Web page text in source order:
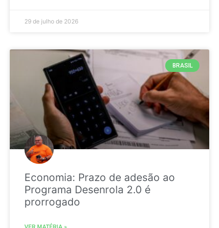
29 de julho de 2026
BRASIL
Economia: Prazo de adesão ao
Programa Desenrola 2.0 é
prorrogado